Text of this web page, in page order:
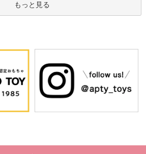
もっと見る